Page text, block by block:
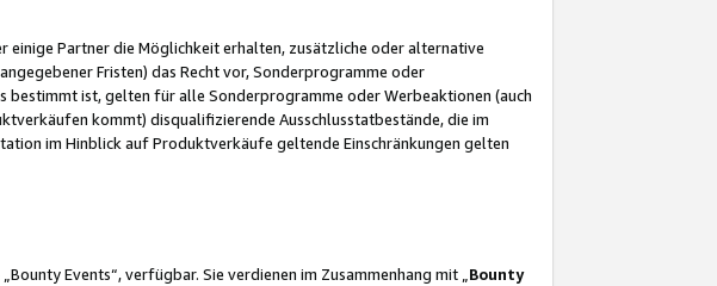
Partner die Möglichkeit erhalten, zusätzliche oder alternative
Fristen) das Recht vor, Sonderprogramme oder
ist, gelten für alle Sonderprogramme oder Werbeaktionen (auch
kommt) disqualifizierende Ausschlusstatbestände, die im
im Hinblick auf Produktverkäufe geltende Einschränkungen gelten
Events“, verfügbar. Sie verdienen im Zusammenhang mit „ Bounty